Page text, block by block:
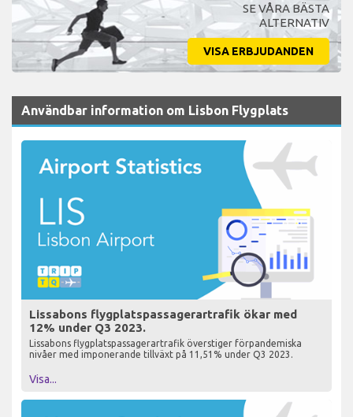
SE VÅRA BÄSTA
ALTERNATIV
VISA ERBJUDANDEN
Användbar information om Lisbon Flygplats
Lissabons flygplatspassagerartrafik ökar med
12% under Q3 2023.
Lissabons flygplatspassagerartrafik överstiger förpandemiska
nivåer med imponerande tillväxt på 11,51% under Q3 2023.
Visa...